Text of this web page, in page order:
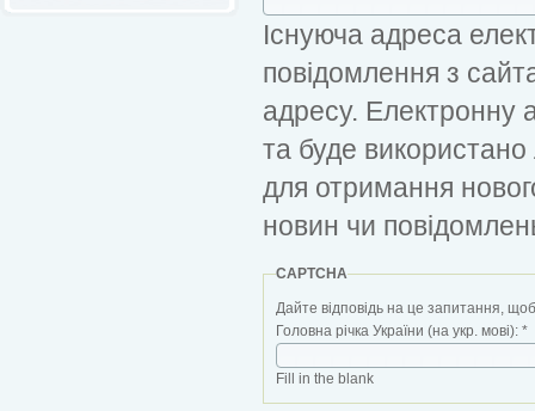
Існуюча адреса
повідомлення з
адресу. Електронну
та буде
для отримання
новин чи
CAPTCHA
Дайте відповідь на це запитання,
Головна річка України (на укр. мові): *
Fill in the blank